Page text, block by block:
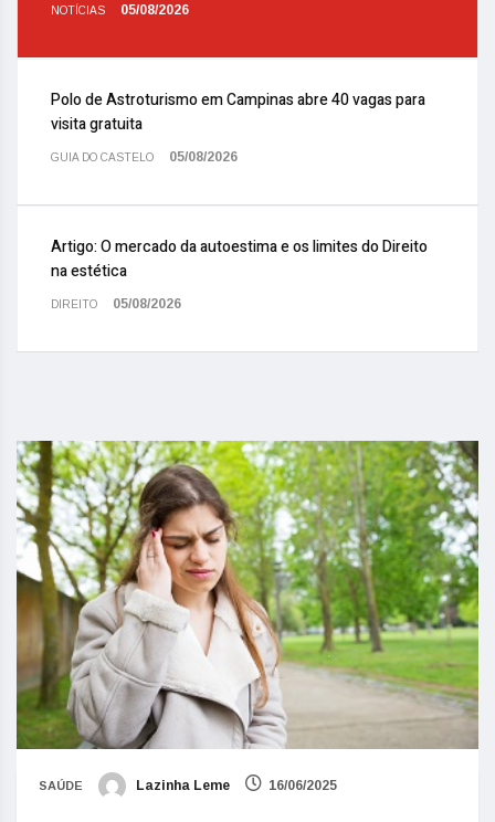
NOTÍCIAS 05/08/2026
Polo de Astroturismo em Campinas abre 40 vagas para
visita gratuita
GUIA DO CASTELO 05/08/2026
Artigo: O mercado da autoestima e os limites do Direito
na estética
DIREITO 05/08/2026
SAÚDE Lazinha Leme 16/06/2025